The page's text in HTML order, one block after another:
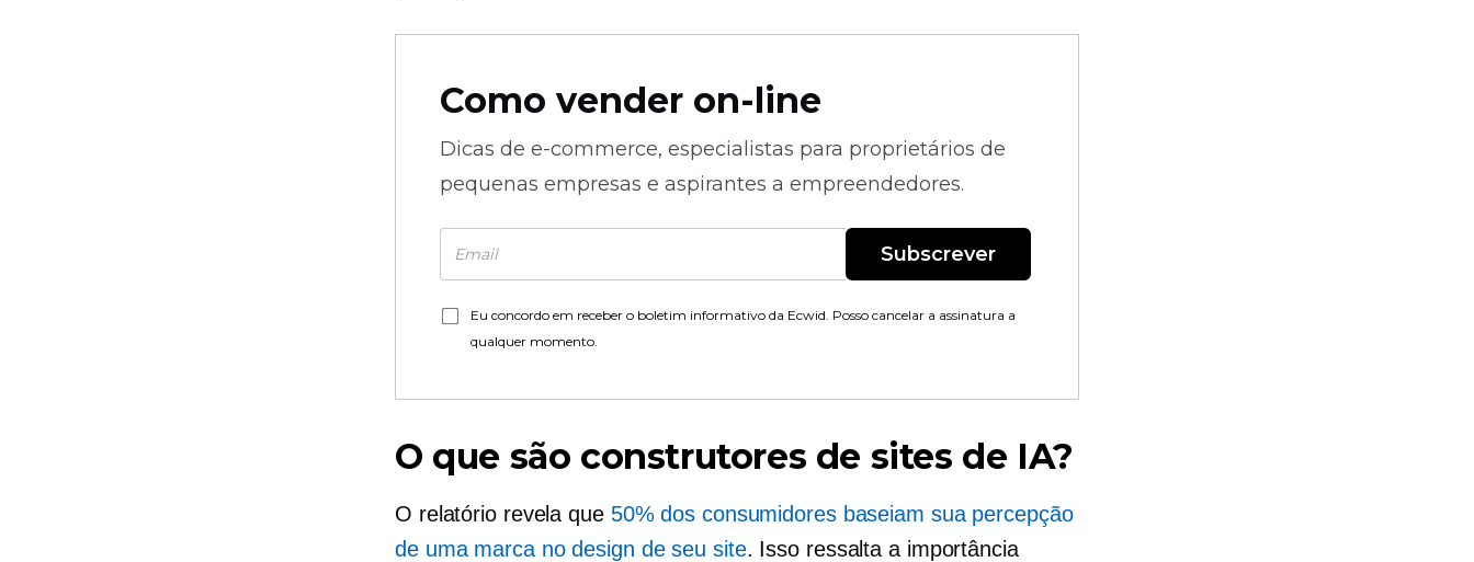
Como vender on-line
Dicas de e-commerce, especialistas para proprietários de
pequenas empresas e aspirantes a empreendedores.
Subscrever
Eu concordo em receber o boletim informativo da Ecwid. Posso cancelar a assinatura a
qualquer momento.
O que são construtores de sites de IA?
O relatório revela que 50% dos consumidores baseiam sua percepção
de uma marca no design de seu site. Isso ressalta a importância